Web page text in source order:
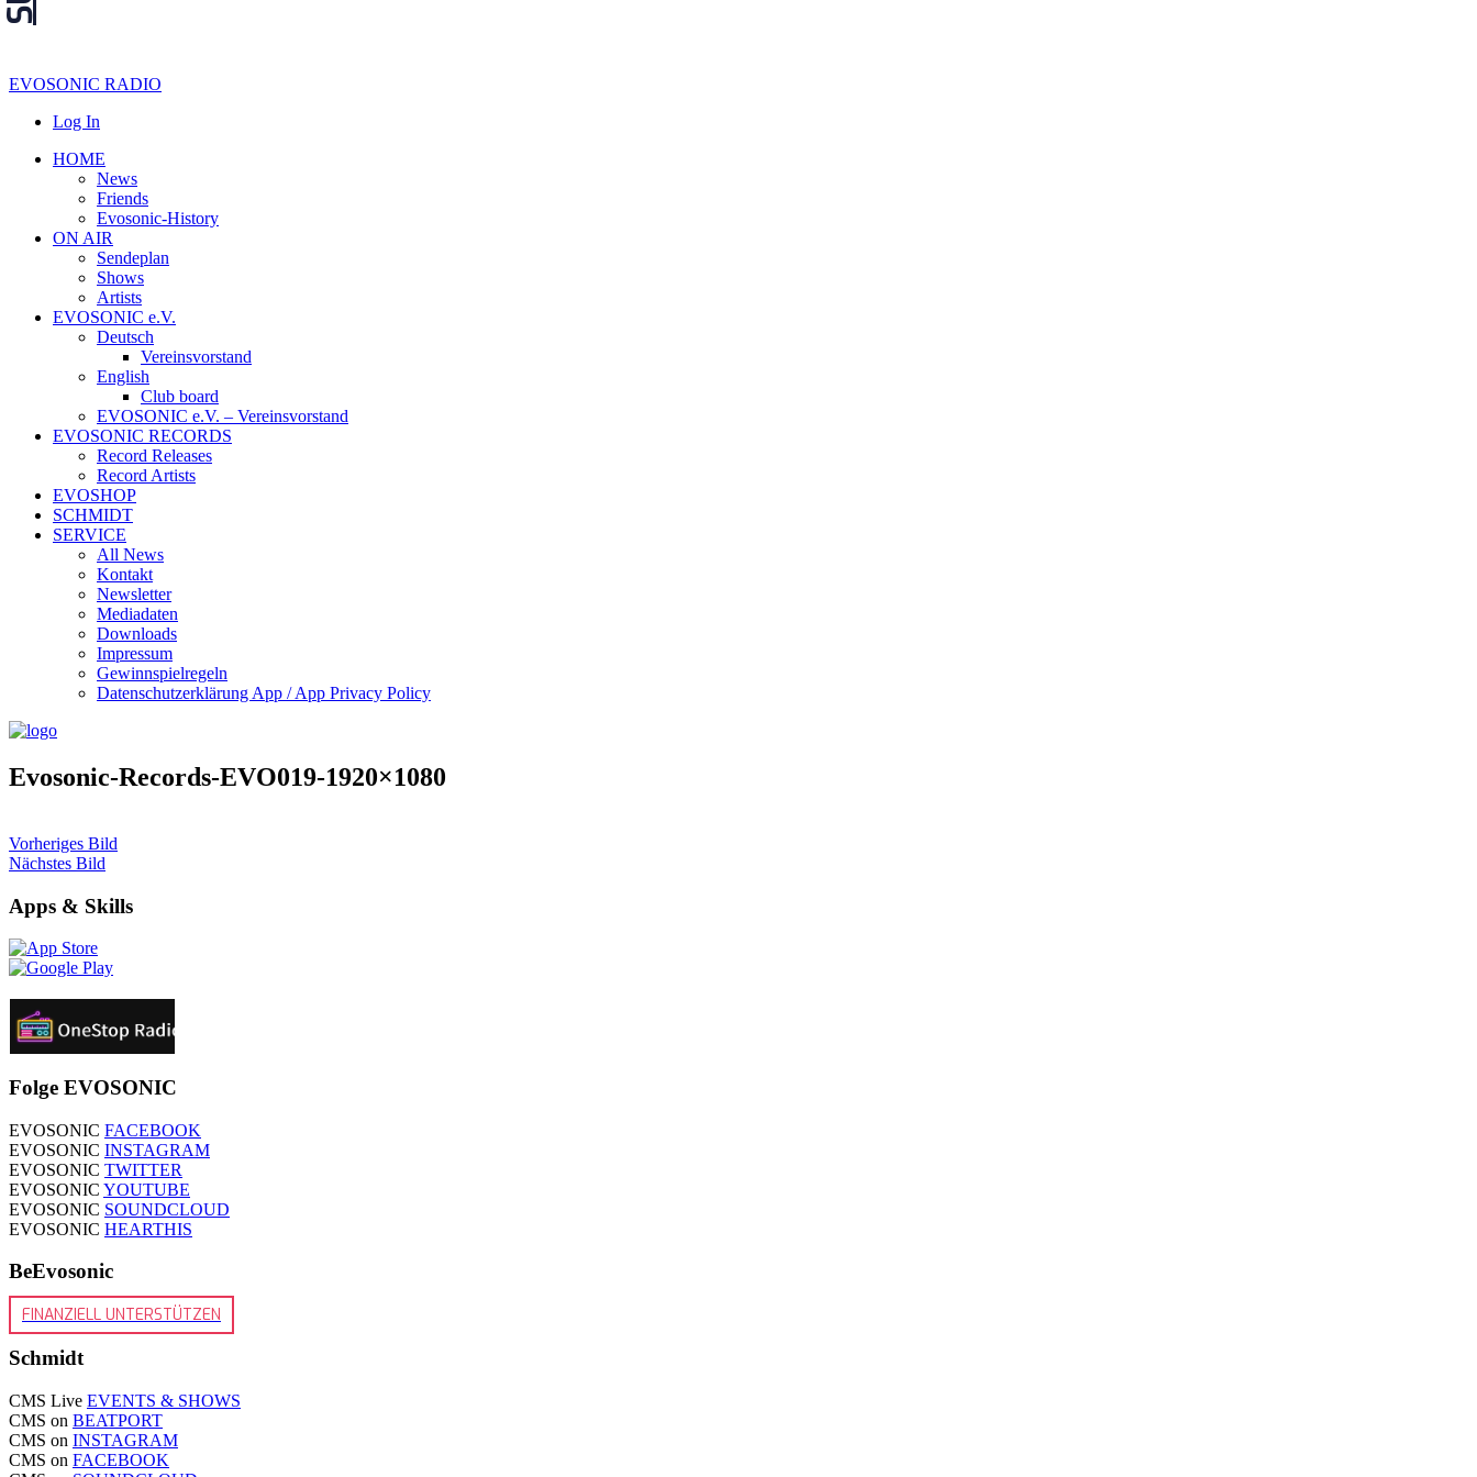
EVOSONIC RADIO
Log In
HOME
News
Friends
Evosonic-History
ON AIR
Sendeplan
Shows
Artists
EVOSONIC e.V.
Deutsch
Vereinsvorstand
English
Club board
EVOSONIC e.V. ‒ Vereinsvorstand
EVOSONIC RECORDS
Record Releases
Record Artists
EVOSHOP
SCHMIDT
SERVICE
All News
Kontakt
Newsletter
Mediadaten
Downloads
Impressum
Gewinnspielregeln
Datenschutzerklärung App / App Privacy Policy
Evosonic-Records-EVO019-1920×1080
Vorheriges Bild
Nächstes Bild
Apps & Skills
Folge EVOSONIC
EVOSONIC FACEBOOK
EVOSONIC INSTAGRAM
EVOSONIC TWITTER
EVOSONIC YOUTUBE
EVOSONIC SOUNDCLOUD
EVOSONIC HEARTHIS
BeEvosonic
FINANZIELL UNTERSTÜTZEN
Schmidt
CMS Live EVENTS & SHOWS
CMS on BEATPORT
CMS on INSTAGRAM
CMS on FACEBOOK